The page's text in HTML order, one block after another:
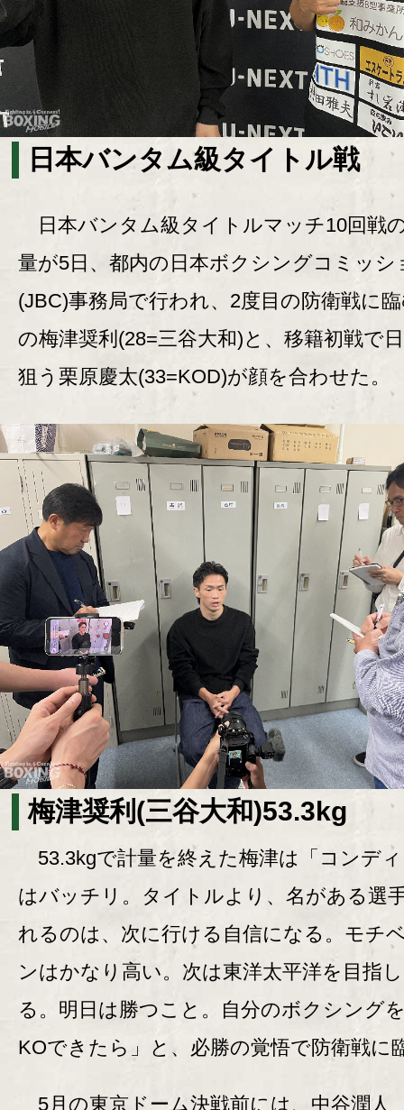
日本バンタム級タイトル戦
日本バンタム級タイトルマッチ10回戦
量が5日、都内の日本ボクシングコミッシ
(JBC)事務局で行われ、2度目の防衛戦に
の梅津奨利(28=三谷大和)と、移籍初戦で
狙う栗原慶太(33=KOD)が顔を合わせた。
梅津奨利(三谷大和)53.3kg
53.3kgで計量を終えた梅津は「コンデ
はバッチリ。タイトルより、名がある選
れるのは、次に行ける自信になる。モチ
ンはかなり高い。次は東洋太平洋を目指
る。明日は勝つこと。自分のボクシング
KOできたら」と、必勝の覚悟で防衛戦に
5月の東京ドーム決戦前には、中谷潤人